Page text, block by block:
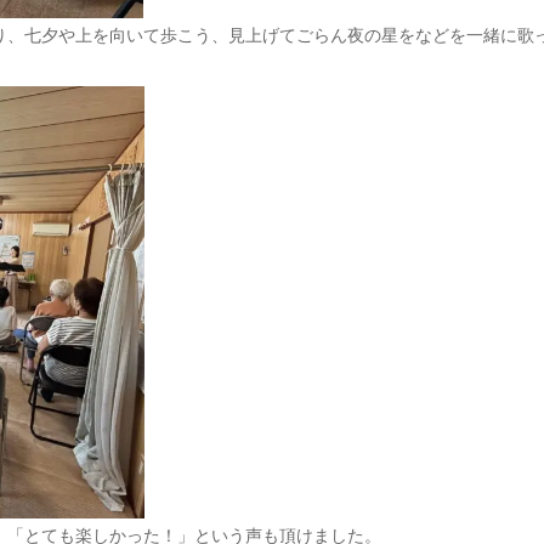
七夕や上を向いて歩こう、見上げてごらん夜の星をなどを一緒に歌
とても楽しかった！」という声も頂けました。